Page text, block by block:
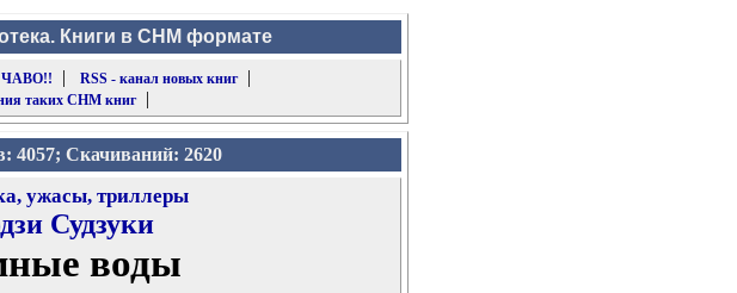
Книги в CHM формате
ЧАВО!! | RSS - канал новых книг|
таких CHM книг|
4057; Скачиваний: 2620
ужасы, триллеры
Судзуки
воды